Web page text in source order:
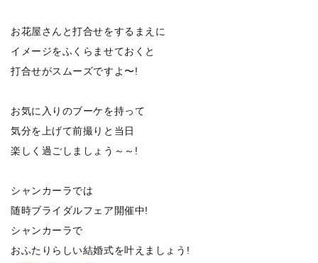
お花屋さんと打合せをするまえに
イメージをふくらませておくと
打合せがスムーズですよ〜!
お気に入りのブーケを持って
気分を上げて前撮りと当日
楽しく過ごしましょう～～!
シャンカーラでは
随時ブライダルフェア開催中!
シャンカーラで
おふたりらしい結婚式を叶えましょう!